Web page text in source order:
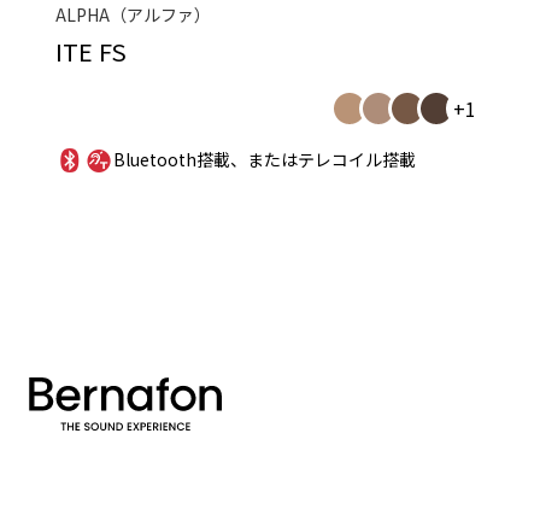
ALPHA（アルファ）
ITE FS
+1
Bluetooth搭載、またはテレコイル搭載